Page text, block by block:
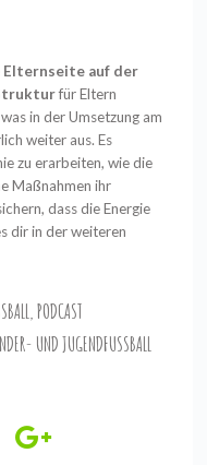
Elternseite auf der
für Eltern
in der Umsetzung am
weiter aus. Es
zu erarbeiten, wie die
Maßnahmen ihr
dass die Energie
dir in der weiteren
,PODCAST
UND JUGENDFUSSBALL